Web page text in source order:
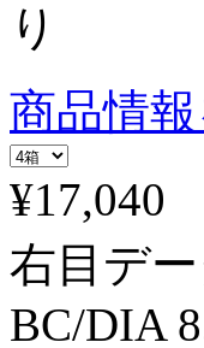
り
商品情
¥17,040
右目デ
BC/DIA